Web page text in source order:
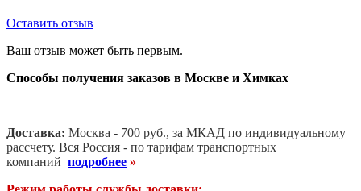
Оставить отзыв
Ваш отзыв может быть первым.
Способы получения заказов в Москве и Химках
Доставка: Москва - 700 руб., за МКАД по индивидуальному
рассчету. Вся Россия - по тарифам транспортных
компаний подробнее »